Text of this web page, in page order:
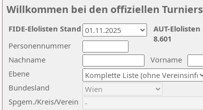
Willkommen bei den offiziellen
Nachname
Vorname
Ebene
Personennummer
Bundesland
Spgem./Kreis/Verein
AUT-
8.601
FIDE-Elolisten Stand